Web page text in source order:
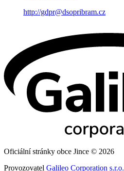
http://gdpr@dsopribram.cz
Oficiální stránky obce Jince © 2026
Provozovatel Galileo Corporation s.r.o.